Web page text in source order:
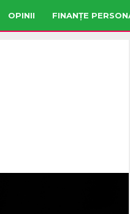
OPINII FINANȚE